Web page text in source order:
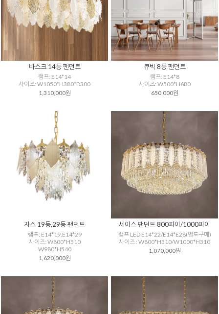
바스크 14등 팬던트
램프: E14*14
사이즈: W1050*H380*D300
1,310,000원
큐빅 8등 팬던트
램프: E14*8
사이즈: W500*H680
650,000원
자스 19등,29등 팬던트
램프: E14*19,E14*29
사이즈: W800*H510
W980*H540
1,620,000원
세이스 팬던트 800파이/1000파이
램프 LED E14*22/E14*E28(별도구매)
사이즈 : W800*H310/W1000*H310
1,070,000원